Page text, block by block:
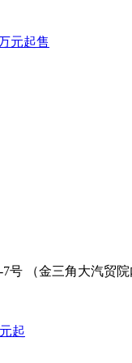
元起售
号 （金三角大汽贸
起